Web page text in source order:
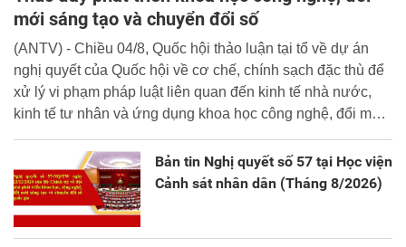
mới sáng tạo và chuyển đổi số
(ANTV) - Chiều 04/8, Quốc hội thảo luận tại tổ về dự án
nghị quyết của Quốc hội về cơ chế, chính sạch đặc thù để
xử lý vi phạm pháp luật liên quan đến kinh tế nhà nước,
kinh tế tư nhân và ứng dụng khoa học công nghệ, đổi mới
Bản tin Nghị quyết số 57 tại Học viện
Cảnh sát nhân dân (Tháng 8/2026)